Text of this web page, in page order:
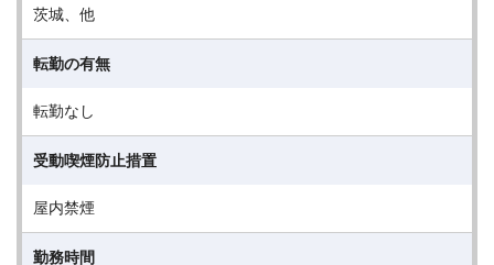
茨城、他
転勤の有無
転勤なし
受動喫煙防止措置
屋内禁煙
勤務時間